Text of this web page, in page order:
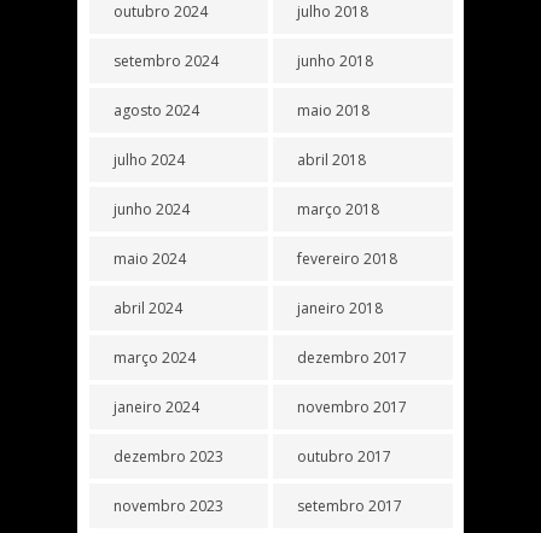
outubro 2024
setembro 2024
agosto 2024
julho 2024
junho 2024
maio 2024
abril 2024
março 2024
janeiro 2024
dezembro 2023
novembro 2023
julho 2018
junho 2018
maio 2018
abril 2018
março 2018
fevereiro 2018
janeiro 2018
dezembro 2017
novembro 2017
outubro 2017
setembro 2017